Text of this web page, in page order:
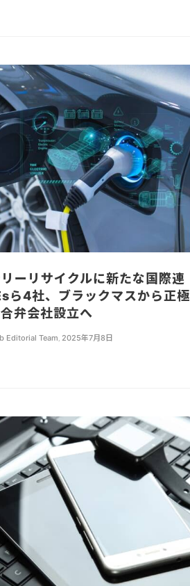
ーリサイクルに新たな国際連
ら4社、ブラックマスから正極
弁会社設立へ
Editorial Team, 2025年7月8日